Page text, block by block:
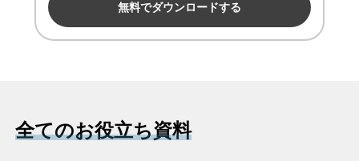
無料でダウンロードする
全てのお役立ち資料